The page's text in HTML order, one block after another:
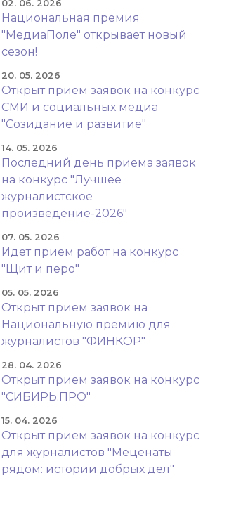
02. 06. 2026
Национальная премия
"МедиаПоле" открывает новый
сезон!
20. 05. 2026
Открыт прием заявок на конкурс
СМИ и социальных медиа
"Созидание и развитие"
14. 05. 2026
Последний день приема заявок
на конкурс "Лучшее
журналистское
произведение-2026"
07. 05. 2026
Идет прием работ на конкурс
"Щит и перо"
05. 05. 2026
Открыт прием заявок на
Национальную премию для
журналистов "ФИНКОР"
28. 04. 2026
Открыт прием заявок на конкурс
"СИБИРЬ.ПРО"
15. 04. 2026
Открыт прием заявок на конкурс
для журналистов "Меценаты
рядом: истории добрых дел"